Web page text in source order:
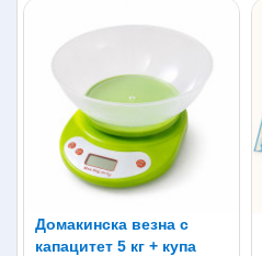
Домакинска везна с
капацитет 5 кг + купа